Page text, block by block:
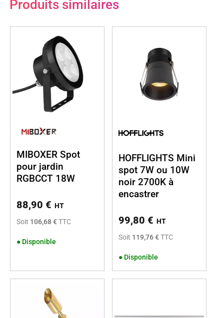
Produits similaires
MIBOXER Spot
pour jardin
RGBCCT 18W
88,90 € HT
Soit 106,68 €TTC
● Disponible
HOFFLIGHTS Mini
spot 7W ou 10W
noir 2700K à
encastrer
99,80 € HT
Soit 119,76 €TTC
● Disponible